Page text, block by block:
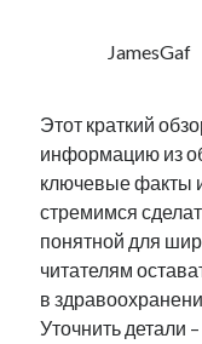
JamesGaf
Этот краткий
информацию из
ключевые факты
стремимся
понятной для
читателям
в
Уточнить детали